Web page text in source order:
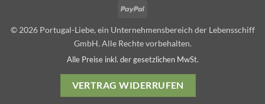
PayPal
© 2026 Portugal-Liebe, ein Unternehmensbereich der Lebensschiff
GmbH. Alle Rechte vorbehalten.
Alle Preise inkl. der gesetzlichen MwSt.
VERTRAG WIDERRUFEN